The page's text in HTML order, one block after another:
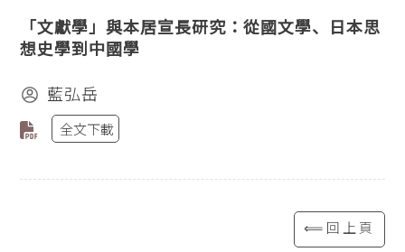
「文獻學」與本居宣長研究：從國文學、日本思
想史學到中國學
藍弘岳
全文下載
⟸回上頁